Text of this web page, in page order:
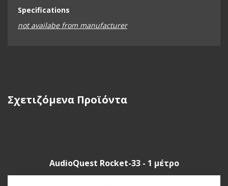
Specifications
not availabe from manufacturer
Σχετιζόμενα Προϊόντα
AudioQuest Rocket-33 - 1 μέτρο